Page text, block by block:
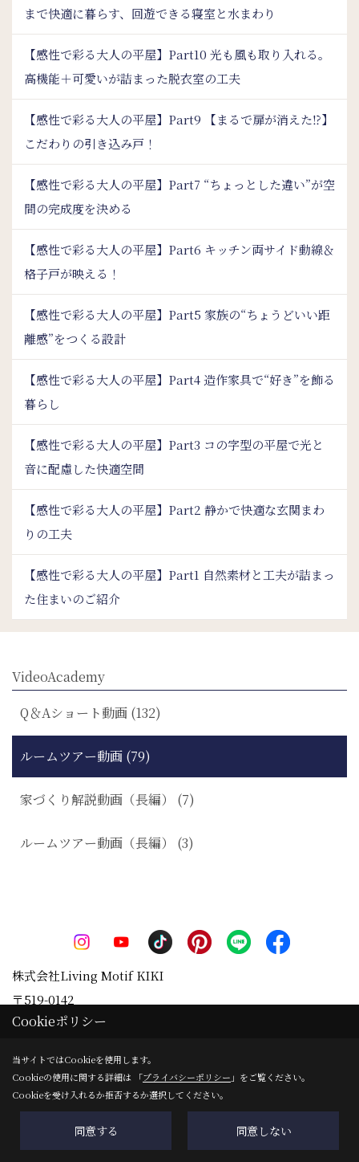
まで快適に暮らす、回遊できる寝室と水まわり
【感性で彩る大人の平屋】Part10 光も風も取り入れる。
高機能＋可愛いが詰まった脱衣室の工夫
【感性で彩る大人の平屋】Part9 【まるで扉が消えた⁉】
こだわりの引き込み戸！
【感性で彩る大人の平屋】Part7 “ちょっとした違い”が空
間の完成度を決める
【感性で彩る大人の平屋】Part6 キッチン両サイド動線＆
格子戸が映える！
【感性で彩る大人の平屋】Part5 家族の“ちょうどいい距
離感”をつくる設計
【感性で彩る大人の平屋】Part4 造作家具で“好き”を飾る
暮らし
【感性で彩る大人の平屋】Part3 コの字型の平屋で光と
音に配慮した快適空間
【感性で彩る大人の平屋】Part2 静かで快適な玄関まわ
りの工夫
【感性で彩る大人の平屋】Part1 自然素材と工夫が詰まっ
た住まいのご紹介
VideoAcademy
Q＆Aショート動画 (132)
ルームツアー動画 (79)
家づくり解説動画（長編） (7)
ルームツアー動画（長編） (3)
株式会社Living Motif KIKI
〒519-0142
三重県亀山市天神1丁目2-11-1
FAX：0595-82-8540
＜営業時間＞8:00～17:00
Cookieポリシー
当サイトではCookieを使用します。
Cookieの使用に関する詳細は 「プライバシーポリシー 」をご覧ください。
Cookieを受け入れるか拒否するか選択してください。
同意する 同意しない